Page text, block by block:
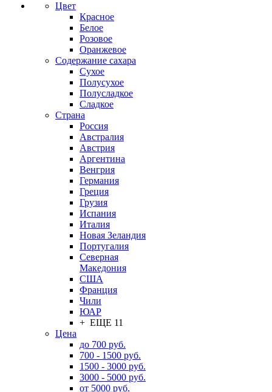
Цвет
Красное
Белое
Розовое
Оранжевое
Содержание сахара
Сухое
Полусухое
Полусладкое
Сладкое
Страна
Россия
Австралия
Австрия
Аргентина
Венгрия
Германия
Греция
Грузия
Испания
Италия
Новая Зеландия
Португалия
Северная
Македония
США
Франция
Чили
ЮАР
+ ЕЩЕ 11
Цена
до 700 руб.
700 - 1500 руб.
1500 - 3000 руб.
3000 - 5000 руб.
от 5000 руб.